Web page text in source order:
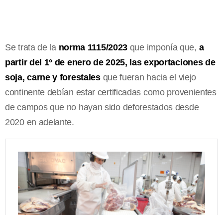
Se trata de la norma 1115/2023 que imponía que, a
partir del 1° de enero de 2025, las exportaciones de
soja, carne y forestalesque fueran hacia el viejo
continente debían estar certificadas como provenientes
de campos que no hayan sido deforestados desde
2020 en adelante.